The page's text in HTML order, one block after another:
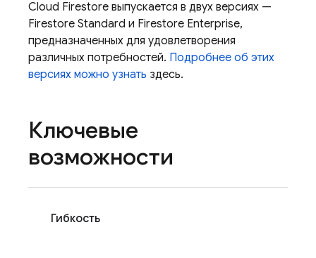
Cloud Firestore выпускается в двух версиях —
Firestore Standard и Firestore Enterprise,
предназначенных для удовлетворения
различных потребностей. Подробнее об этих
версиях можно узнать здесь.
Ключевые
возможности
Гибкость